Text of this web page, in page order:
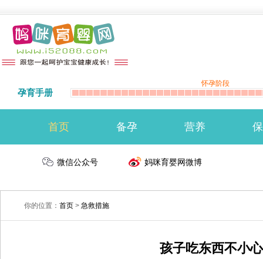
孕育手册
怀孕阶段
首页 备孕 营养
微信公众号 妈咪育婴网微博
准备怀孕 备孕注意事项 生男生女
你的位置： 首页 > 急救措施
孩子吃东西不小